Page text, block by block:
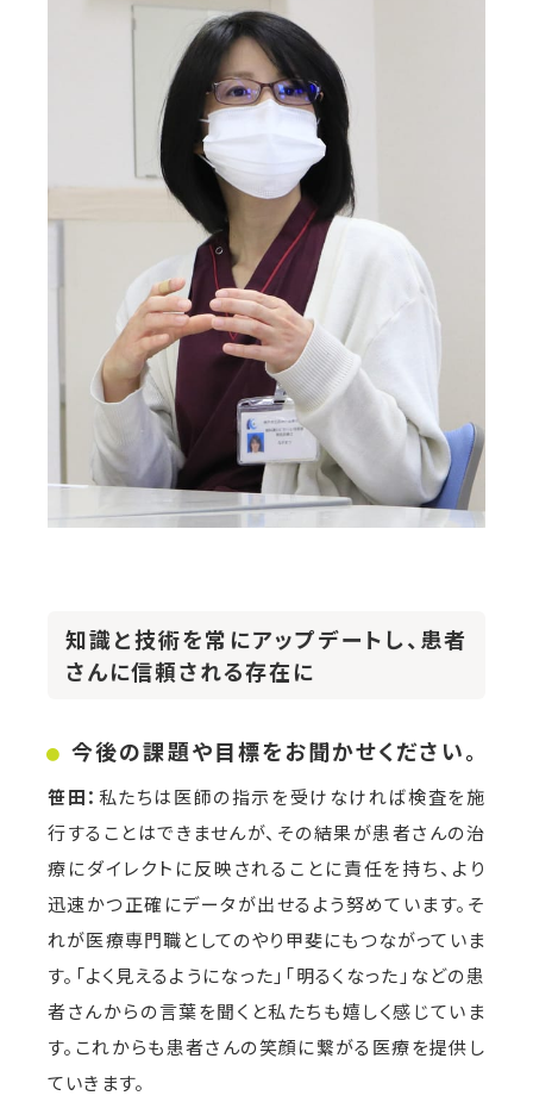
知識と技術を常にアップデートし、患者
さんに信頼される存在に
今後の課題や目標をお聞かせください。
笹田： 私たちは医師の指示を受けなければ検査を施
行することはできませんが、その結果が患者さんの治
療にダイレクトに反映されることに責任を持ち、より
迅速かつ正確にデータが出せるよう努めています。そ
れが医療専門職としてのやり甲斐にもつながっていま
す。「よく見えるようになった」「明るくなった」などの患
者さんからの言葉を聞くと私たちも嬉しく感じていま
す。これからも患者さんの笑顔に繋がる医療を提供し
ていきます。